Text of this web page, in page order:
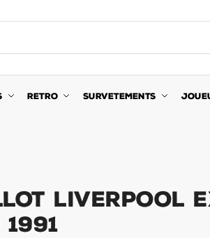
RETRO SURVETEMENTS
Liverpool